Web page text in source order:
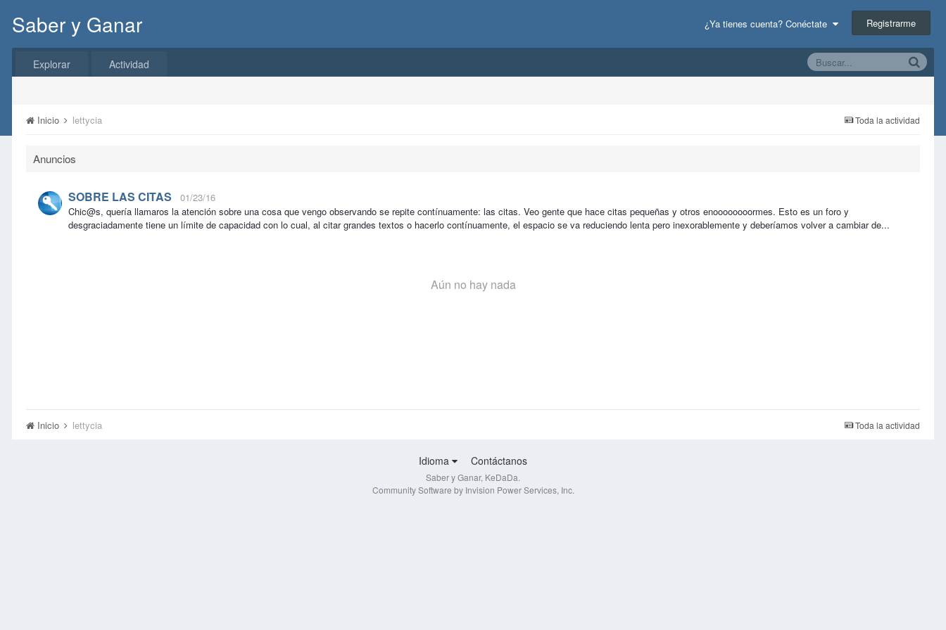
Saber y Ganar ¿Ya tienes cuenta? Conéctate Registrarme
Explorar Actividad
Toda la actividad
Inicio lettycia
Anuncios
SOBRE LAS CITAS
01/23/16
Chic@s, quería llamaros la atención sobre una cosa que vengo observando se repite contínuamente: las citas. Veo gente que hace citas pequeñas y otros enoooooooormes. Esto es un foro y
desgraciadamente tiene un límite de capacidad con lo cual, al citar grandes textos o hacerlo contínuamente, el espacio se va reduciendo lenta pero inexorablemente y deberíamos volver a cambiar de...
Aún no hay nada
Toda la actividad
Inicio lettycia
Idioma Contáctanos
Saber y Ganar, KeDaDa.
Community Software by Invision Power Services, Inc.